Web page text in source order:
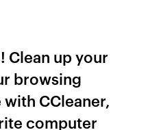
Clean up your
browsing
CCleaner,
computer